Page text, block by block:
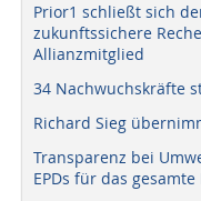
Prior1 schließt sich
zukunftssichere
Allianzmitglied
34 Nachwuchskräfte
Richard Sieg
Transparenz bei
EPDs für das